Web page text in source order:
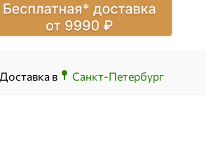
Доставка в Санкт-Петербург